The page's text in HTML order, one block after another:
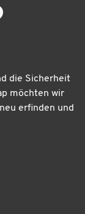
für einen
die Sicherheit
möchten wir
erfinden und